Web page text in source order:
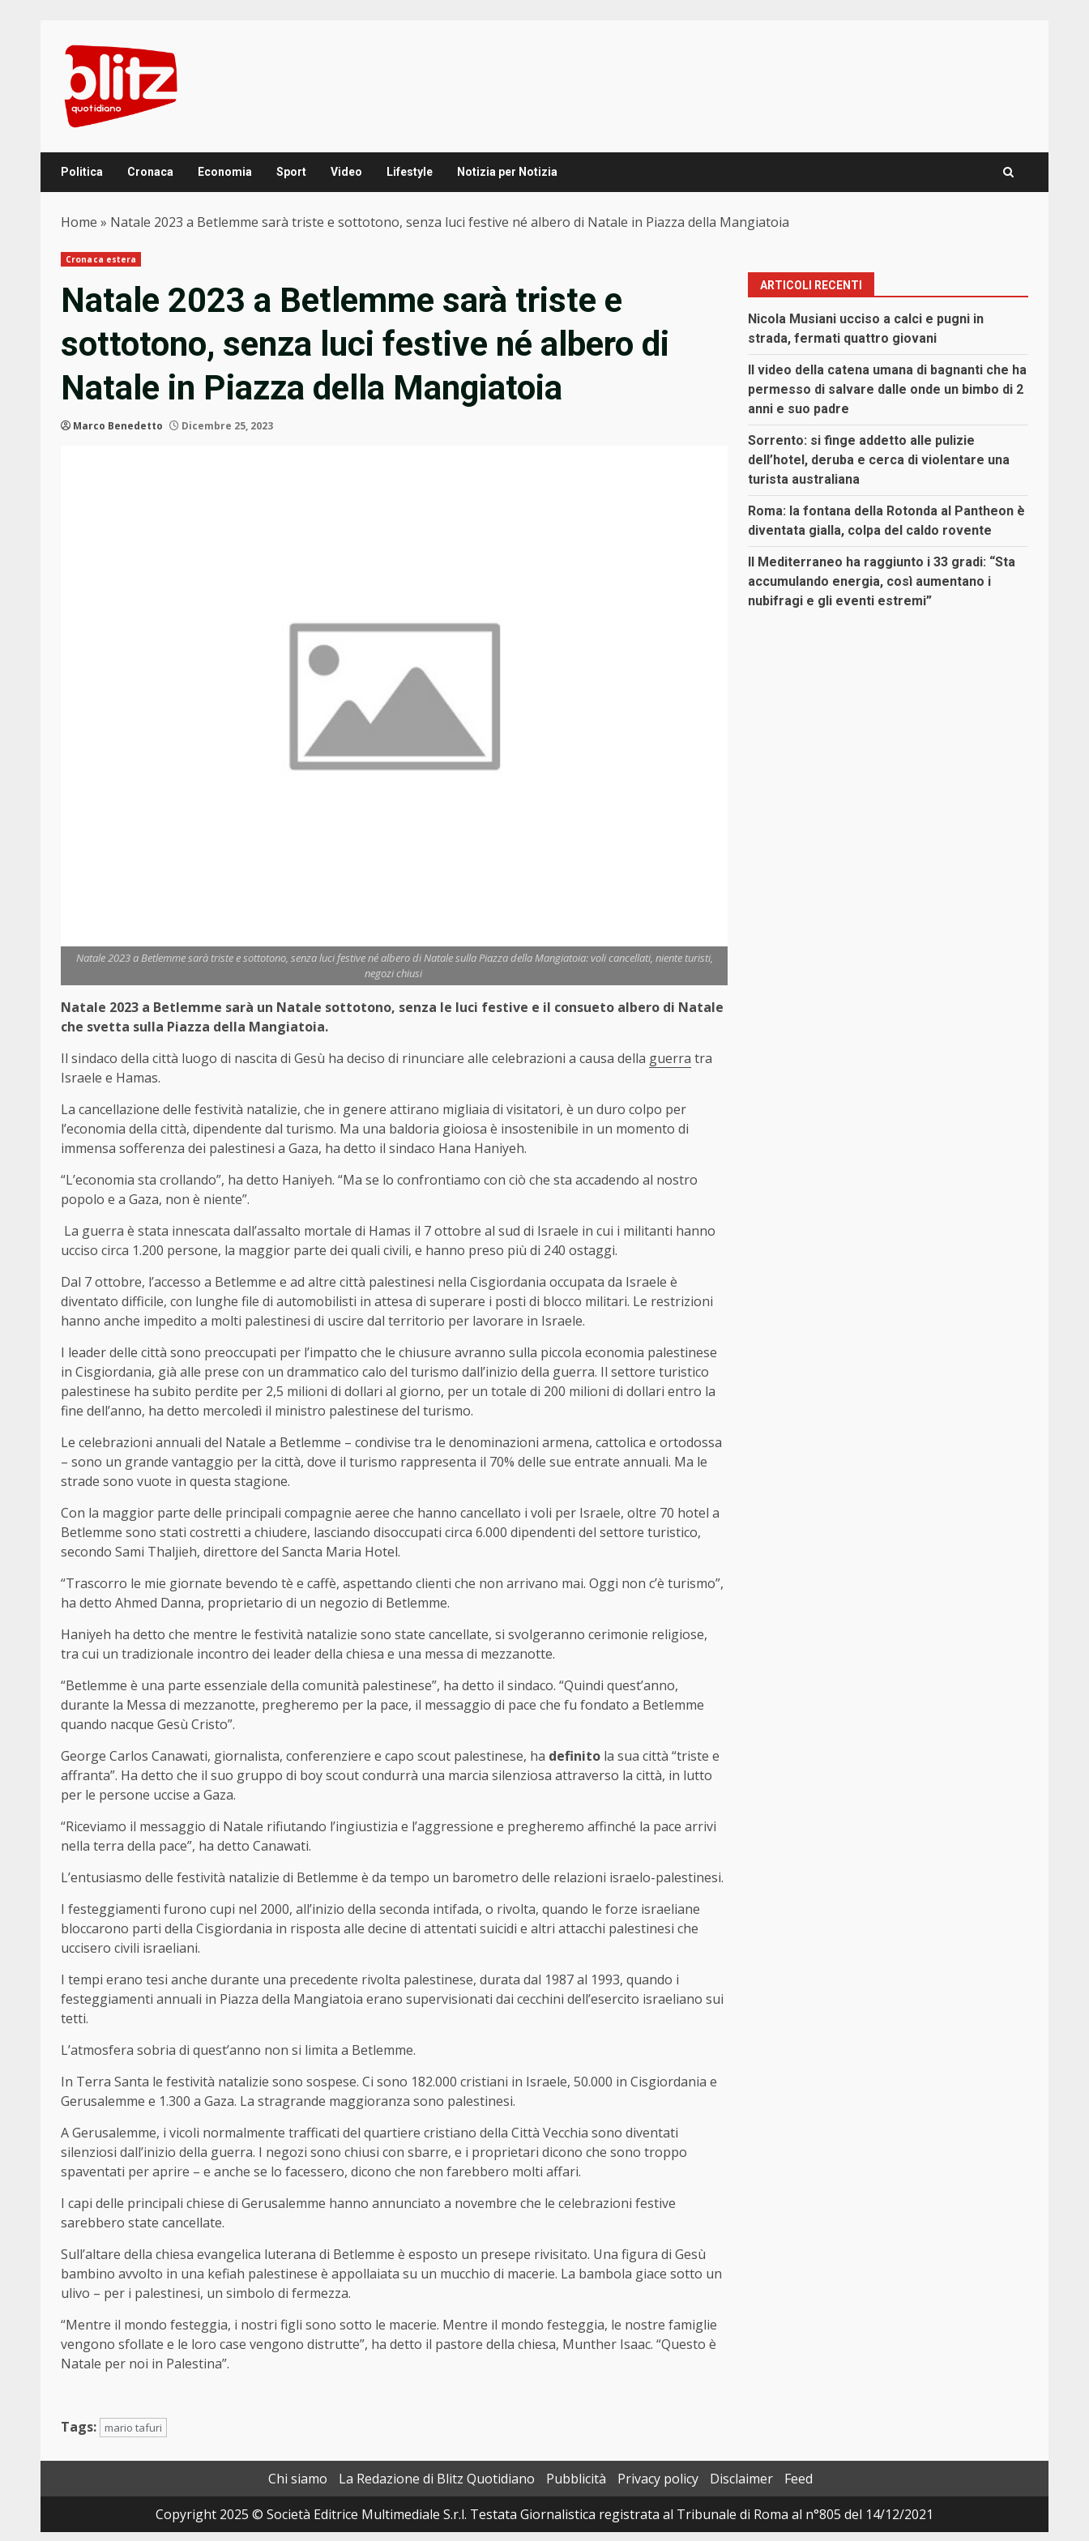
content
Politica Cronaca Economia Sport Video Lifestyle Notizia per Notizia
Home » Natale 2023 a Betlemme sarà triste e sottotono, senza luci festive né albero di Natale in Piazza della Mangiatoia
Cronaca estera
Natale 2023 a Betlemme sarà triste e
sottotono, senza luci festive né albero di
Natale in Piazza della Mangiatoia
Marco Benedetto Dicembre 25, 2023
Natale 2023 a Betlemme sarà triste e sottotono, senza luci festive né albero di Natale sulla Piazza della Mangiatoia: voli cancellati, niente turisti,
negozi chiusi
Natale 2023 a Betlemme sarà un Natale sottotono, senza le luci festive e il consueto albero di Natale
che svetta sulla Piazza della Mangiatoia.
Il sindaco della città luogo di nascita di Gesù ha deciso di rinunciare alle celebrazioni a causa della guerra tra
Israele e Hamas.
La cancellazione delle festività natalizie, che in genere attirano migliaia di visitatori, è un duro colpo per
l’economia della città, dipendente dal turismo. Ma una baldoria gioiosa è insostenibile in un momento di
immensa sofferenza dei palestinesi a Gaza, ha detto il sindaco Hana Haniyeh.
“L’economia sta crollando”, ha detto Haniyeh. “Ma se lo confrontiamo con ciò che sta accadendo al nostro
popolo e a Gaza, non è niente”.
La guerra è stata innescata dall’assalto mortale di Hamas il 7 ottobre al sud di Israele in cui i militanti hanno
ucciso circa 1.200 persone, la maggior parte dei quali civili, e hanno preso più di 240 ostaggi.
Dal 7 ottobre, l’accesso a Betlemme e ad altre città palestinesi nella Cisgiordania occupata da Israele è
diventato difficile, con lunghe file di automobilisti in attesa di superare i posti di blocco militari. Le restrizioni
hanno anche impedito a molti palestinesi di uscire dal territorio per lavorare in Israele.
I leader delle città sono preoccupati per l’impatto che le chiusure avranno sulla piccola economia palestinese
in Cisgiordania, già alle prese con un drammatico calo del turismo dall’inizio della guerra. Il settore turistico
palestinese ha subito perdite per 2,5 milioni di dollari al giorno, per un totale di 200 milioni di dollari entro la
fine dell’anno, ha detto mercoledì il ministro palestinese del turismo.
Le celebrazioni annuali del Natale a Betlemme – condivise tra le denominazioni armena, cattolica e ortodossa
– sono un grande vantaggio per la città, dove il turismo rappresenta il 70% delle sue entrate annuali. Ma le
strade sono vuote in questa stagione.
Con la maggior parte delle principali compagnie aeree che hanno cancellato i voli per Israele, oltre 70 hotel a
Betlemme sono stati costretti a chiudere, lasciando disoccupati circa 6.000 dipendenti del settore turistico,
secondo Sami Thaljieh, direttore del Sancta Maria Hotel.
“Trascorro le mie giornate bevendo tè e caffè, aspettando clienti che non arrivano mai. Oggi non c’è turismo”,
ha detto Ahmed Danna, proprietario di un negozio di Betlemme.
Haniyeh ha detto che mentre le festività natalizie sono state cancellate, si svolgeranno cerimonie religiose,
tra cui un tradizionale incontro dei leader della chiesa e una messa di mezzanotte.
“Betlemme è una parte essenziale della comunità palestinese”, ha detto il sindaco. “Quindi quest’anno,
durante la Messa di mezzanotte, pregheremo per la pace, il messaggio di pace che fu fondato a Betlemme
quando nacque Gesù Cristo”.
George Carlos Canawati, giornalista, conferenziere e capo scout palestinese, ha definito la sua città “triste e
affranta”. Ha detto che il suo gruppo di boy scout condurrà una marcia silenziosa attraverso la città, in lutto
per le persone uccise a Gaza.
“Riceviamo il messaggio di Natale rifiutando l’ingiustizia e l’aggressione e pregheremo affinché la pace arrivi
nella terra della pace”, ha detto Canawati.
L’entusiasmo delle festività natalizie di Betlemme è da tempo un barometro delle relazioni israelo-palestinesi.
I festeggiamenti furono cupi nel 2000, all’inizio della seconda intifada, o rivolta, quando le forze israeliane
bloccarono parti della Cisgiordania in risposta alle decine di attentati suicidi e altri attacchi palestinesi che
uccisero civili israeliani.
I tempi erano tesi anche durante una precedente rivolta palestinese, durata dal 1987 al 1993, quando i
festeggiamenti annuali in Piazza della Mangiatoia erano supervisionati dai cecchini dell’esercito israeliano sui
tetti.
L’atmosfera sobria di quest’anno non si limita a Betlemme.
In Terra Santa le festività natalizie sono sospese. Ci sono 182.000 cristiani in Israele, 50.000 in Cisgiordania e
Gerusalemme e 1.300 a Gaza. La stragrande maggioranza sono palestinesi.
A Gerusalemme, i vicoli normalmente trafficati del quartiere cristiano della Città Vecchia sono diventati
silenziosi dall’inizio della guerra. I negozi sono chiusi con sbarre, e i proprietari dicono che sono troppo
spaventati per aprire – e anche se lo facessero, dicono che non farebbero molti affari.
I capi delle principali chiese di Gerusalemme hanno annunciato a novembre che le celebrazioni festive
sarebbero state cancellate.
Sull’altare della chiesa evangelica luterana di Betlemme è esposto un presepe rivisitato. Una figura di Gesù
bambino avvolto in una kefiah palestinese è appollaiata su un mucchio di macerie. La bambola giace sotto un
ulivo – per i palestinesi, un simbolo di fermezza.
“Mentre il mondo festeggia, i nostri figli sono sotto le macerie. Mentre il mondo festeggia, le nostre famiglie
vengono sfollate e le loro case vengono distrutte”, ha detto il pastore della chiesa, Munther Isaac. “Questo è
Natale per noi in Palestina”.
Tags: mario tafuri
ARTICOLI RECENTI
Nicola Musiani ucciso a calci e pugni in
strada, fermati quattro giovani
Il video della catena umana di bagnanti che ha
permesso di salvare dalle onde un bimbo di 2
anni e suo padre
Sorrento: si finge addetto alle pulizie
dell’hotel, deruba e cerca di violentare una
turista australiana
Roma: la fontana della Rotonda al Pantheon è
diventata gialla, colpa del caldo rovente
Il Mediterraneo ha raggiunto i 33 gradi: “Sta
accumulando energia, così aumentano i
nubifragi e gli eventi estremi”
Chi siamo La Redazione di Blitz Quotidiano Pubblicità Privacy policy Disclaimer
Feed
Copyright 2025 © Società Editrice Multimediale S.r.l. Testata Giornalistica registrata al Tribunale di Roma al n°805 del 14/12/2021